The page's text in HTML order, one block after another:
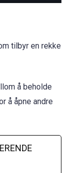
tilbyr en rekke
å beholde
å åpne andre